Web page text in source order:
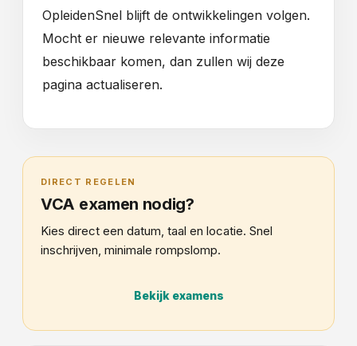
OpleidenSnel blijft de ontwikkelingen volgen.
Mocht er nieuwe relevante informatie
beschikbaar komen, dan zullen wij deze
pagina actualiseren.
DIRECT REGELEN
VCA examen nodig?
Kies direct een datum, taal en locatie. Snel
inschrijven, minimale rompslomp.
Bekijk examens